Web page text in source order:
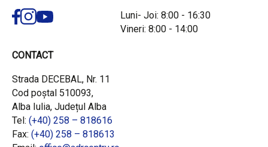
Luni- Joi: 8:00 - 16:30
Vineri: 8:00 - 14:00
CONTACT
Strada DECEBAL, Nr. 11
Cod poștal 510093,
Alba Iulia, Județul Alba
Tel: (+40) 258 – 818616
Fax: (+40) 258 – 818613